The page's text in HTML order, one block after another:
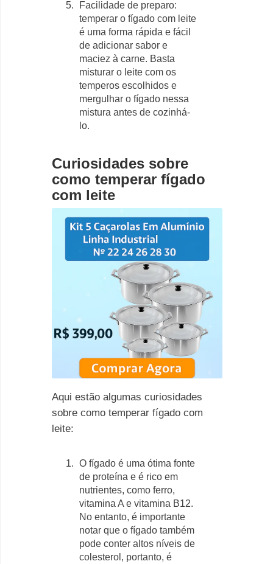
Facilidade de preparo:
temperar o fígado com leite
é uma forma rápida e fácil
de adicionar sabor e
maciez à carne. Basta
misturar o leite com os
temperos escolhidos e
mergulhar o fígado nessa
mistura antes de cozinhá-
lo.
Curiosidades sobre
como temperar fígado
com leite
Aqui estão algumas curiosidades
sobre como temperar fígado com
leite:
O fígado é uma ótima fonte
de proteína e é rico em
nutrientes, como ferro,
vitamina A e vitamina B12.
No entanto, é importante
notar que o fígado também
pode conter altos níveis de
colesterol, portanto, é